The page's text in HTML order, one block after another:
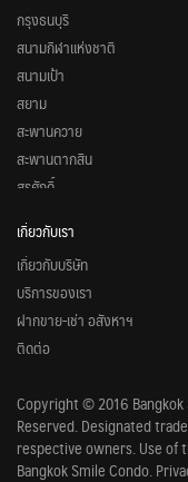
กรุงธนบุรี
สนามกีฬาแห่งชาติ
สนามเป้า
สยาม
สะพานควาย
สะพานตากสิน
สุรศักดิ์
อนุสาวรีย์ชัยสมรภูมิ
อารีย์
อุดมสุข
อโศก
อ่อนนุช
เอกมัย
แบริ่ง
ศาลาแดง
เกี่ยวกับเรา
เกี่ยวกับบริษัท
บริการของเรา
ฝากขาย-เช่า อสังหาฯ
ติดต่อ
Copyright © 2016 Bangkok
Reserved. Designated
respective owners. Use of
Bangkok Smile Condo.